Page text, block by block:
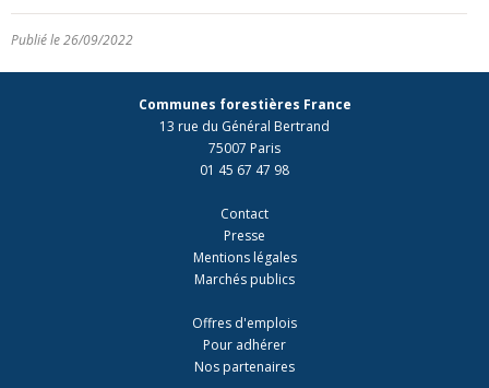
Publié le 26/09/2022
Communes forestières France
13 rue du Général Bertrand
75007 Paris
01 45 67 47 98
Contact
Presse
Mentions légales
Marchés publics
Offres d'emplois
Pour adhérer
Nos partenaires